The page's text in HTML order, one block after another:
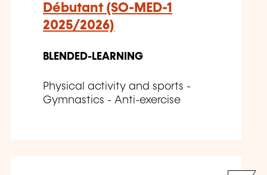
Débutant (SO-MED-1
2025/2026)
BLENDED-LEARNING
Physical activity and sports -
Gymnastics - Anti-exercise